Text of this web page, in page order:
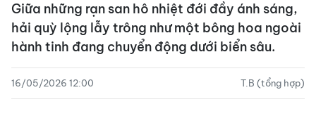
Giữa những rạn san hô nhiệt đới đầy ánh sáng,
hải quỳ lộng lẫy trông như một bông hoa ngoài
hành tinh đang chuyển động dưới biển sâu.
16/05/2026 12:00 T.B (tổng hợp)